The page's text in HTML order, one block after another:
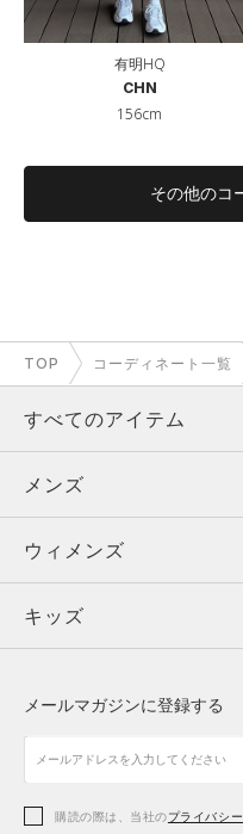
有明HQ
CHN
156cm
その他のコ
TOP コーディネート一覧
すべてのアイテム
メンズ
ウィメンズ
キッズ
アクセサリー
メンズ
トップス
ボトムス
アクセサリー
ウィメンズ
トップス
シューズ
アクセサリー
キッズ
シューズ
メールマガジンに登録する
購読の際は、当社のプライバシ